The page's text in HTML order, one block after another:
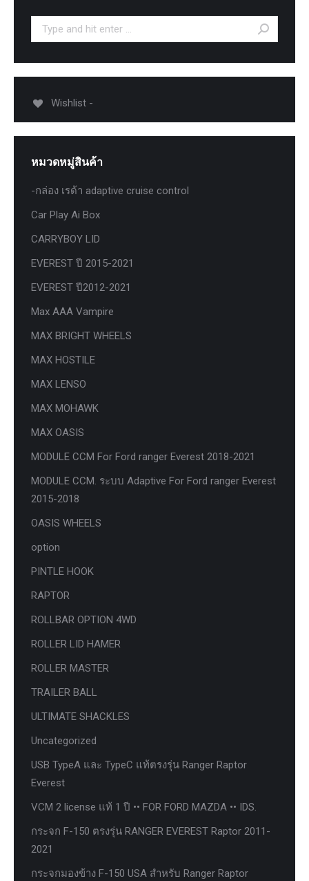
Search:
Wishlist -
หมวดหมู่สินค้า
-กล่อง เรด้า adaptive cruise control
Car Play Ai Box
CARRYBOY LID
EVEREST ปี 2015-2021
EVEREST ปี2012-2021
Max AAA Vampire
MAX BRIGHT WHEELS
MAX HOSTILE
MAX LENSO
MAX MOHAWK
MAX OASIS
MODULE CCM For Ford ranger Everest 2018-2021
MODULE CCM. ระบบ Adaptive For Ford ranger Everest
2015-2018
OASIS WHEELS
option
PINTLE HOOK
RAPTOR
ROLLBAR OPTION 4WD
ROLLER LID HAMER
ROLLER MASTER
TRAILER BALL
ULTIMATE SHACKLES
Uncategorized
USB TypeA และ TypeC แท้ตรงรุ่น Ranger Raptor
Everest
VCM 2 license แท้ 1 ปี •• FOR FORD MAZDA •• IDS.
กระจก F-150 ตรงรุ่น RANGER EVEREST Raptor 2011-
2021
กระจกมองข้าง F-150 USA สำหรับ Ranger Raptor